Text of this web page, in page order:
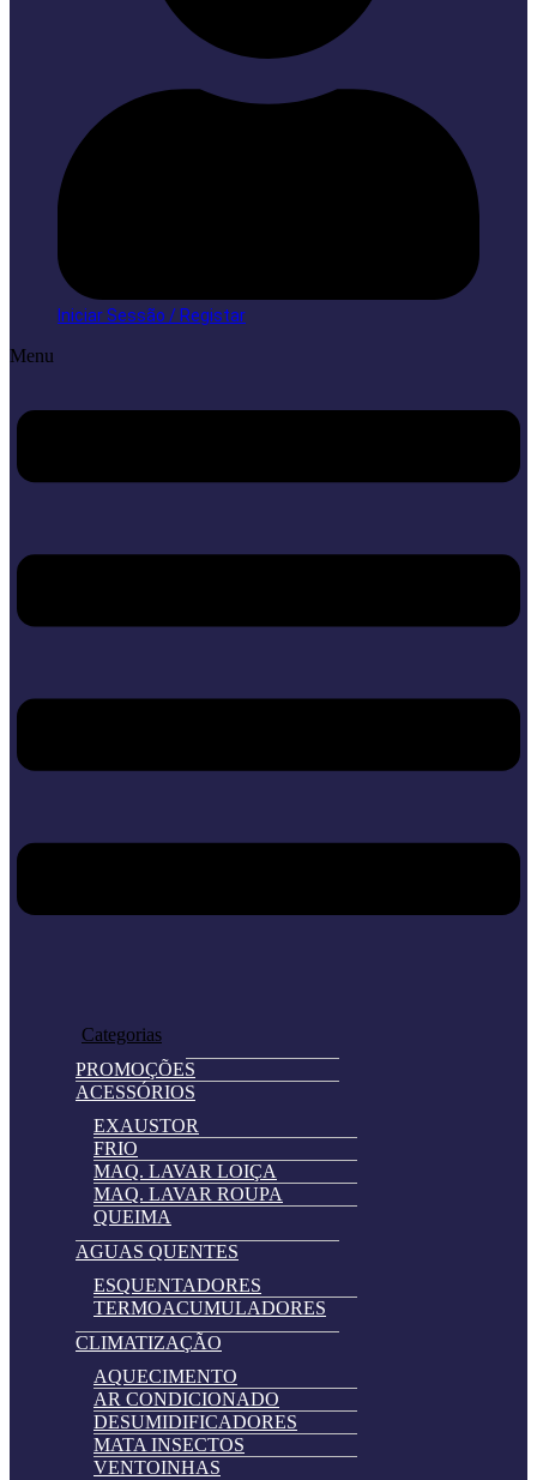
Iniciar Sessão / Registar
Menu
Categorias
PROMOÇÕES
ACESSÓRIOS
EXAUSTOR
FRIO
MAQ. LAVAR LOIÇA
MAQ. LAVAR ROUPA
QUEIMA
AGUAS QUENTES
ESQUENTADORES
TERMOACUMULADORES
CLIMATIZAÇÃO
AQUECIMENTO
AR CONDICIONADO
DESUMIDIFICADORES
MATA INSECTOS
VENTOINHAS